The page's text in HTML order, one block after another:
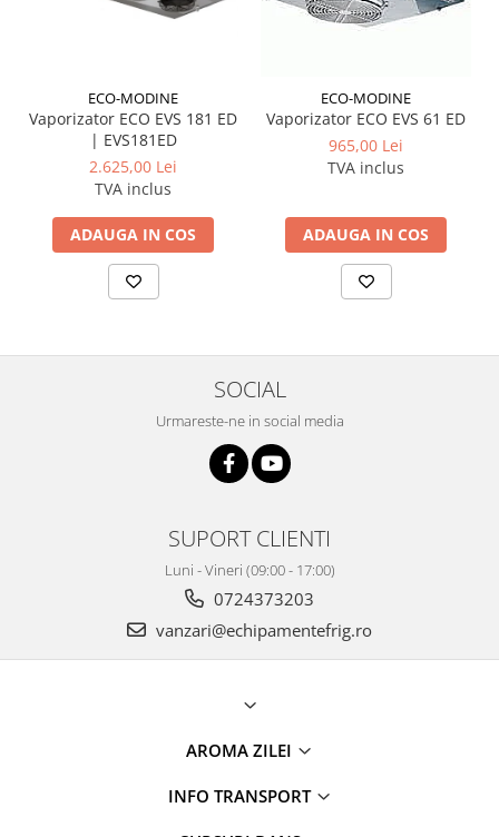
ECO-MODINE
Vaporizator ECO EVS 181 ED
| EVS181ED
2.625,00 Lei
TVA inclus
ADAUGA IN COS
ECO-MODINE
Vaporizator ECO EVS 61 ED
965,00 Lei
TVA inclus
ADAUGA IN COS
SOCIAL
Urmareste-ne in social media
SUPORT CLIENTI
Luni - Vineri (09:00 - 17:00)
0724373203
vanzari@echipamentefrig.ro
AROMA ZILEI
INFO TRANSPORT